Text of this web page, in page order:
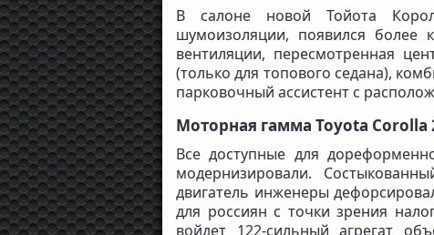
В салоне новой Тойота
шумоизоляции, появился более
вентиляции, пересмотренная
(только для топового седана),
парковочный ассистент с
Моторная гамма Toyota Corolla
Все доступные для
модернизировали.
двигатель инженеры
для россиян с точки зрения
войдет 122-сильный агрегат